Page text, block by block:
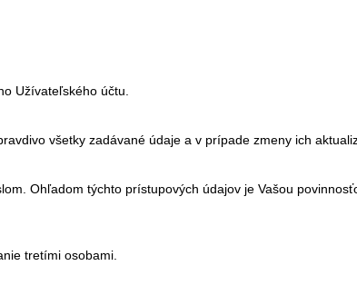
Užívateľského účtu.
všetky zadávané údaje a v prípade zmeny ich
Ohľadom týchto prístupových údajov je Vašou
tretími osobami.